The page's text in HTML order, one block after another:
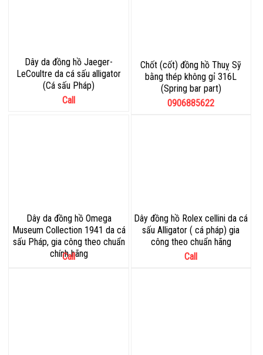
Dây da đồng hồ Jaeger-
LeCoultre da cá sấu alligator
(Cá sấu Pháp)
Call
Chốt (cốt) đồng hồ Thuỵ Sỹ
bằng thép không gỉ 316L
(Spring bar part)
0906885622
Dây da đồng hồ Omega
Museum Collection 1941 da cá
sấu Pháp, gia công theo chuẩn
chính hãng
Call
Dây đồng hồ Rolex cellini da cá
sấu Alligator ( cá pháp) gia
công theo chuẩn hãng
Call